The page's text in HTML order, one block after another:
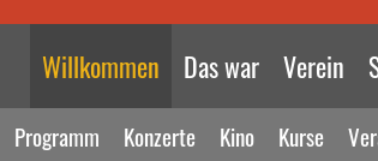
Willkommen Das war Verein
Programm Konzerte Kino Kurse